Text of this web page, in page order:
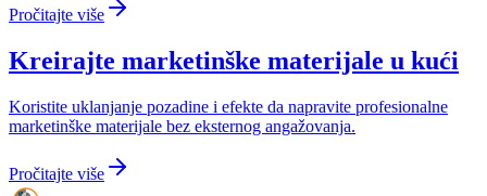
Pročitajte više
Kreirajte marketinške materijale u kući
Koristite uklanjanje pozadine i efekte da napravite profesionalne
marketinške materijale bez eksternog angažovanja.
Pročitajte više